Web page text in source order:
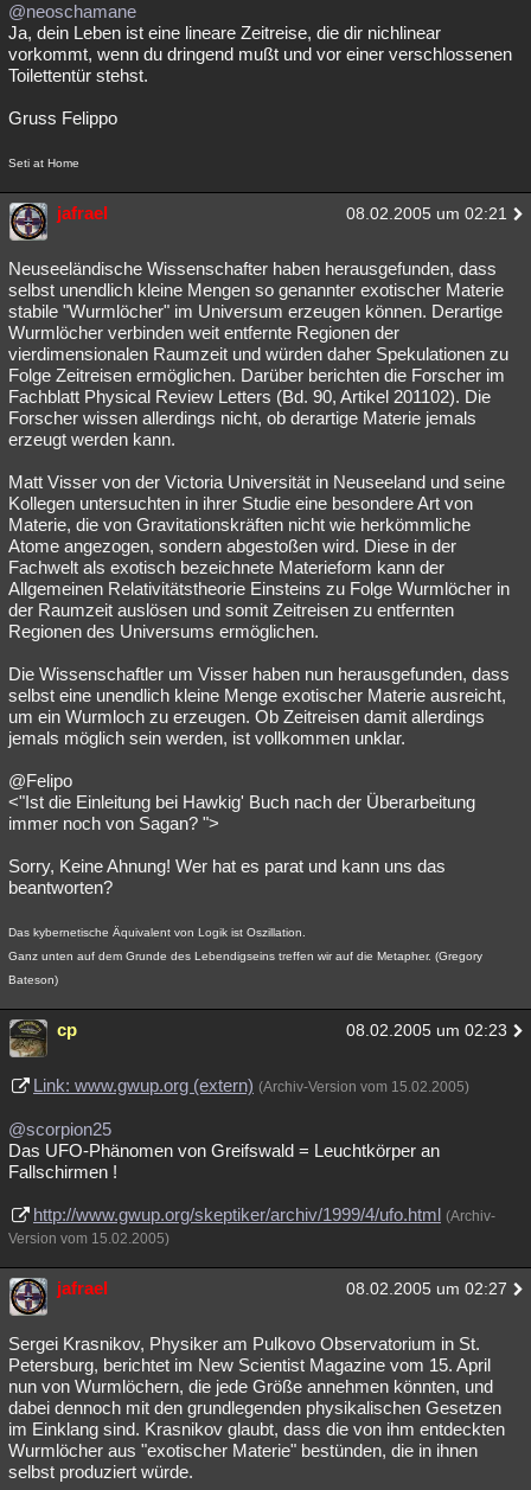
@neoschamane
Ja, dein Leben ist eine lineare Zeitreise, die dir nichlinear
vorkommt, wenn du dringend mußt und vor einer verschlossenen
Toilettentür stehst.
Gruss Felippo
Seti at Home
jafrael 08.02.2005 um 02:21
Neuseeländische Wissenschafter haben herausgefunden, dass
selbst unendlich kleine Mengen so genannter exotischer Materie
stabile "Wurmlöcher" im Universum erzeugen können. Derartige
Wurmlöcher verbinden weit entfernte Regionen der
vierdimensionalen Raumzeit und würden daher Spekulationen zu
Folge Zeitreisen ermöglichen. Darüber berichten die Forscher im
Fachblatt Physical Review Letters (Bd. 90, Artikel 201102). Die
Forscher wissen allerdings nicht, ob derartige Materie jemals
erzeugt werden kann.
Matt Visser von der Victoria Universität in Neuseeland und seine
Kollegen untersuchten in ihrer Studie eine besondere Art von
Materie, die von Gravitationskräften nicht wie herkömmliche
Atome angezogen, sondern abgestoßen wird. Diese in der
Fachwelt als exotisch bezeichnete Materieform kann der
Allgemeinen Relativitätstheorie Einsteins zu Folge Wurmlöcher in
der Raumzeit auslösen und somit Zeitreisen zu entfernten
Regionen des Universums ermöglichen.
Die Wissenschaftler um Visser haben nun herausgefunden, dass
selbst eine unendlich kleine Menge exotischer Materie ausreicht,
um ein Wurmloch zu erzeugen. Ob Zeitreisen damit allerdings
jemals möglich sein werden, ist vollkommen unklar.
@Felipo
<"Ist die Einleitung bei Hawkig' Buch nach der Überarbeitung
immer noch von Sagan? ">
Sorry, Keine Ahnung! Wer hat es parat und kann uns das
beantworten?
Das kybernetische Äquivalent von Logik ist Oszillation.
Ganz unten auf dem Grunde des Lebendigseins treffen wir auf die Metapher. (Gregory
Bateson)
cp 08.02.2005 um 02:23
Link: www.gwup.org (extern) (Archiv-Version vom 15.02.2005)
@scorpion25
Das UFO-Phänomen von Greifswald = Leuchtkörper an
Fallschirmen !
http://www.gwup.org/skeptiker/archiv/1999/4/ufo.html (Archiv-
Version vom 15.02.2005)
jafrael 08.02.2005 um 02:27
Sergei Krasnikov, Physiker am Pulkovo Observatorium in St.
Petersburg, berichtet im New Scientist Magazine vom 15. April
nun von Wurmlöchern, die jede Größe annehmen könnten, und
dabei dennoch mit den grundlegenden physikalischen Gesetzen
im Einklang sind. Krasnikov glaubt, dass die von ihm entdeckten
Wurmlöcher aus "exotischer Materie" bestünden, die in ihnen
selbst produziert würde.